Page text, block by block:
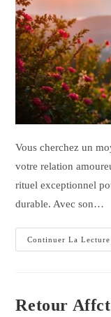
Vous cherchez un
votre relation
rituel exceptionnel
durable. Avec son…
Continuer La Lecture
Retour